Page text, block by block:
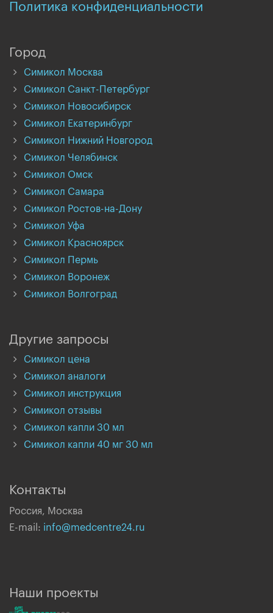
Политика конфиденциальности
Город
Симикол Москва
Симикол Санкт-Петербург
Симикол Новосибирск
Симикол Екатеринбург
Симикол Нижний Новгород
Симикол Челябинск
Симикол Омск
Симикол Самара
Симикол Ростов-на-Дону
Симикол Уфа
Симикол Красноярск
Симикол Пермь
Симикол Воронеж
Симикол Волгоград
Другие запросы
Симикол цена
Симикол аналоги
Симикол инструкция
Симикол отзывы
Симикол капли 30 мл
Симикол капли 40 мг 30 мл
Контакты
Россия, Москва
E-mail: info@medcentre24.ru
Наши проекты